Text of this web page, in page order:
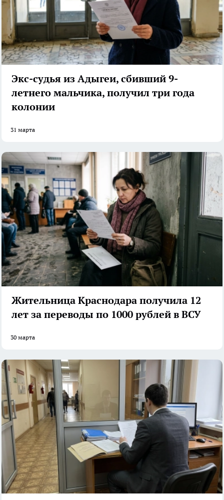
Экс-судья из Адыгеи, сбивший 9-
летнего мальчика, получил три года
колонии
31 марта
Жительница Краснодара получила 12
лет за переводы по 1000 рублей в ВСУ
30 марта